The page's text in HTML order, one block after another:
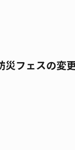
災フェスの変